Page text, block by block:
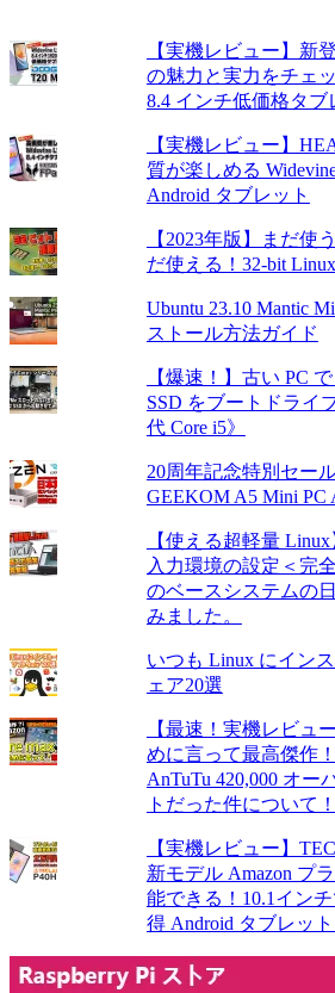
【実機レビュー】新
の魅力と実力をチェ
8.4 インチ低価格タブ
【実機レビュー】
質が楽しめる
Android タブレット
【2023年版】まだ使
だ使える！32-bit Linux
Ubuntu 23.10 Mantic
ストール方法ガイド
【爆速！】古い PC
SSD をブートドライ
代 Core i5》
20周年記念特別セー
GEEKOM A5 Mini PC
【使える超軽量
入力環境の設定＜完
のベースシステムの
みました。
いつも Linux にイン
ェア20選
【最速！実機レビュ
めに言って最高傑作
AnTuTu 420,000 オー
トだった件について！
【実機レビュー】
新モデル Amazon プ
能できる！10.1イン
得 Android タブレット